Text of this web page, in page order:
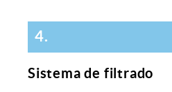
4.
Sistema de filtrado